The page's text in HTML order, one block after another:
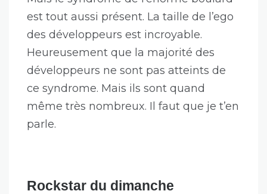
est tout aussi présent. La taille de l’ego
des développeurs est incroyable.
Heureusement que la majorité des
développeurs ne sont pas atteints de
ce syndrome. Mais ils sont quand
même très nombreux. Il faut que je t’en
parle.
Rockstar du dimanche